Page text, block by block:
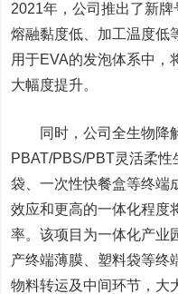
2021年，公司推出了新
熔融黏度低、加工温度低
用于EVA的发泡体系中，
大幅度提升。
同时，公司全生物降
PBAT/PBS/PBT灵活柔
袋、一次性快餐盒等终端
效应和更高的一体化程度
率。该项目为一体化产业
产终端薄膜、塑料袋等终
物料转运及中间环节，大